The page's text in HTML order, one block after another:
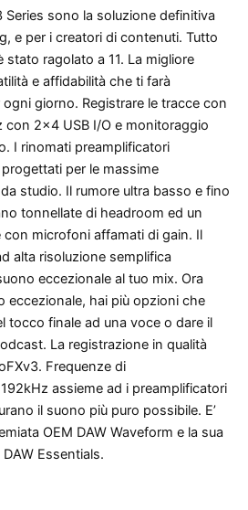
Series sono la soluzione definitiva
e per i creatori di contenuti. Tutto
stato ragolato a 11. La migliore
e affidabilità che ti farà
giorno. Registrare le tracce con
2×4 USB I/O e monitoraggio
I rinomati preamplificatori
per le massime
studio. Il rumore ultra basso e fino
tonnellate di headroom ed un
microfoni affamati di gain. Il
alta risoluzione semplifica
eccezionale al tuo mix. Ora
eccezionale, hai più opzioni che
tocco finale ad una voce o dare il
La registrazione in qualità
Frequenze di
assieme ad i preamplificatori
il suono più puro possibile. E’
OEM DAW Waveform e la sua
Essentials.